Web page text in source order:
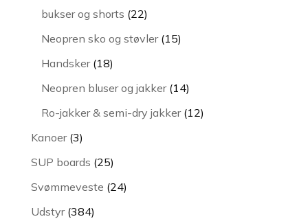
bukser og shorts 2222
varer
Neopren sko og støvler 1515
Handsker 1818
Neopren bluser og jakker 1414
varer
Ro-jakker & semi-dry jakker 1212
Kanoer 33
varer
SUP boards 2525
varer
Svømmeveste 2424
Udstyr 384384